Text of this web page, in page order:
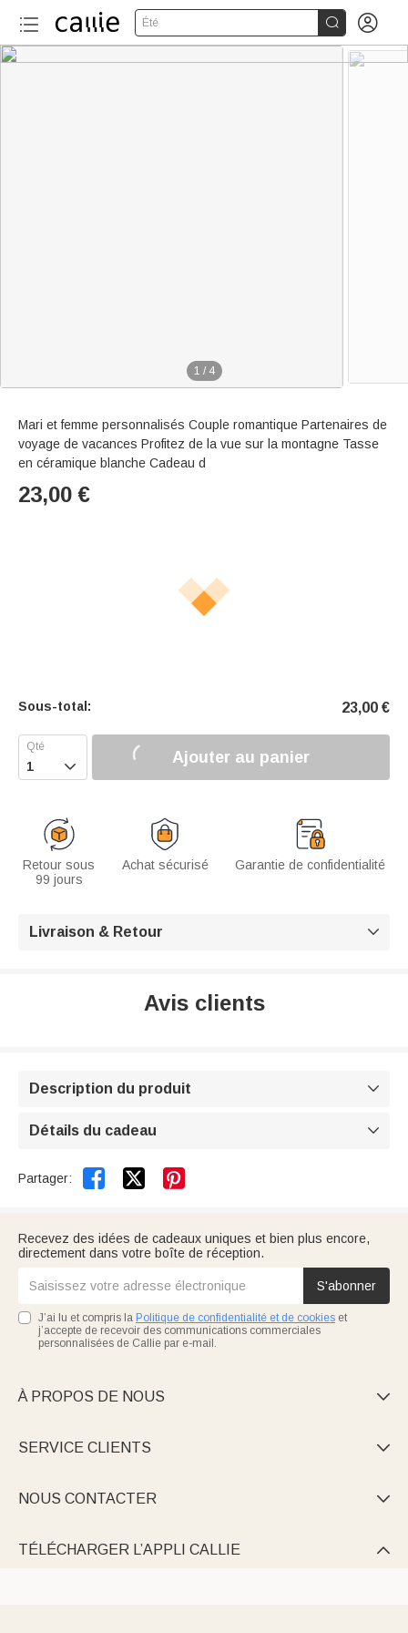
Été  
1 / 4
Mari et femme personnalisés Couple romantique Partenaires de
voyage de vacances Profitez de la vue sur la montagne Tasse
en céramique blanche Cadeau d
23,00 €
Sous-total: 23,00 €
 Ajouter au panier
Retour sous
99 jours
Achat sécurisé Garantie de confidentialité
Livraison & Retour 
Avis clients
Description du produit 
Détails du cadeau 
Partager:  
Recevez des idées de cadeaux uniques et bien plus encore,
directement dans votre boîte de réception.
S'abonner
J’ai lu et compris la Politique de confidentialité et de cookies et
j’accepte de recevoir des communications commerciales
personnalisées de Callie par e-mail.
À PROPOS DE NOUS 
SERVICE CLIENTS 
NOUS CONTACTER 
TÉLÉCHARGER L’APPLI CALLIE 